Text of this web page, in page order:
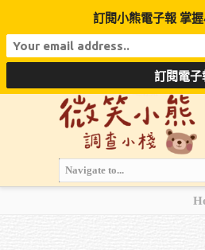
Navigate to...
訂閱小熊電子報 掌